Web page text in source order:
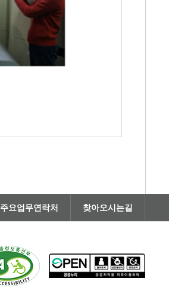
주요업무연락처 찾아오시는길